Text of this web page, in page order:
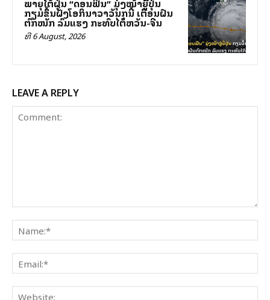
ກຽມຂຶ້ນຝັ່ງໂອກິນາວາວັນສຸກນີ້ ເຕືອນຝົນ
ຕົກໜັກ ລົມແຮງ ກະທົບໄຕ້ຫວັນ-ຈີນ
ທີ 6 August, 2026
LEAVE A REPLY